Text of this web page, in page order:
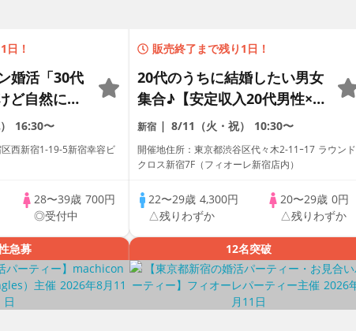
日！
婚活「30代
ど自然に出
ル/White
マッチン
16:30〜
西新宿1-19-5新宿幸容ビ
28〜39歳700円
◎受付中
販売終了まで残り1日！
20代のうちに結婚したい男女
集合♪【安定収入20代男性×女
性20代限定編】個室婚活パー
ティー～真剣な出会い～
新宿 8/11（火・祝） 10:30〜
開催地住所：東京都渋谷区代々木2-11ｰ17 ラウンド
クロス新宿7F（フィオーレ新宿店内）
22〜29歳4,300円
△残りわずか
20〜29歳 0円
△残りわずか
急募 12名突破